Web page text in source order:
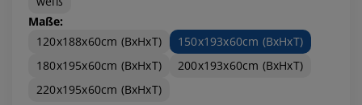
Maße:
120x188x60cm (BxHxT)
150x193x60cm (BxHxT)
180x195x60cm (BxHxT)
200x193x60cm (BxHxT)
220x195x60cm (BxHxT)